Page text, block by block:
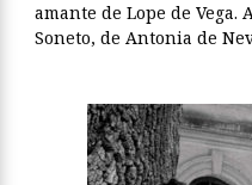
amante de Lope de
Soneto, de Antonia de